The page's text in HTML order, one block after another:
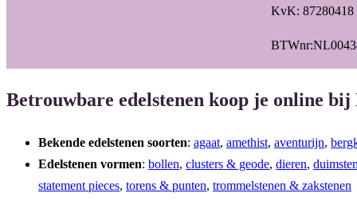
KvK: 87280418
Betrouwbare edelstenen koop je online bij
Bekende edelstenen soorten: agaat, amethist, aventurijn,
Edelstenen vormen: bollen, clusters & geode, dieren,
statement pieces, torens & punten, trommelstenen & zakstenen